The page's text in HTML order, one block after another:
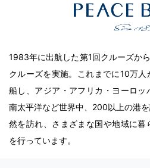
1983年に出航した第1回クルーズか
クルーズを実施。これまでに10万
船し、アジア・アフリカ・ヨーロッ
南太平洋など世界中、200以上の港
然を訪れ、さまざまな国や地域に
を行っています。